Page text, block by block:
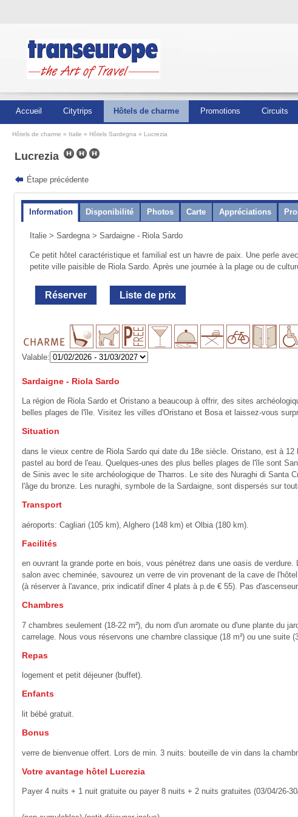
Accueil Citytrips Hôtels de charme Promotions Circuits
Hôtels de charme Italie Hôtels Sardegna Lucrezia
Lucrezia
Étape précédente
Information Disponibilité Photos Carte Appréciations
Italie >Sardegna > Sardaigne - Riola Sardo
Ce petit hôtel caractéristique et familial est un havre de paix. Une perle
petite ville paisible de Riola Sardo. Après une journée à la plage ou de
Réserver Liste de prix
Valable:
Sardaigne - Riola Sardo
La région de Riola Sardo et Oristano a beaucoup à offrir, des sites
belles plages de l'île. Visitez les villes d'Oristano et Bosa et laissez-vous
Situation
dans le vieux centre de Riola Sardo qui date du 18e siècle. Oristano, est à
pastel au bord de l'eau. Quelques-unes des plus belles plages de l'île sont
de Sinis avec le site archéologique de Tharros. Le site des Nuraghi di Santa
l'âge du bronze. Les nuraghi, symbole de la Sardaigne, sont dispersés sur
Transport
aéroports: Cagliari (105 km), Alghero (148 km) et Olbia (180 km).
Facilités
en ouvrant la grande porte en bois, vous pénétrez dans une oasis de
salon avec cheminée, savourez un verre de vin provenant de la cave de
(à réserver à l'avance, prix indicatif dîner 4 plats à p.de € 55). Pas
Chambres
7 chambres seulement (18-22 m²), du nom d'un aromate ou d'une plante du
carrelage. Nous vous réservons une chambre classique (18 m²) ou une suite
Repas
logement et petit déjeuner (buffet).
Enfants
lit bébé gratuit.
Bonus
verre de bienvenue offert. Lors de min. 3 nuits: bouteille de vin dans la
Votre avantage hôtel Lucrezia
Payer 4 nuits + 1 nuit gratuite ou payer 8 nuits + 2 nuits gratuites (03/04/26-